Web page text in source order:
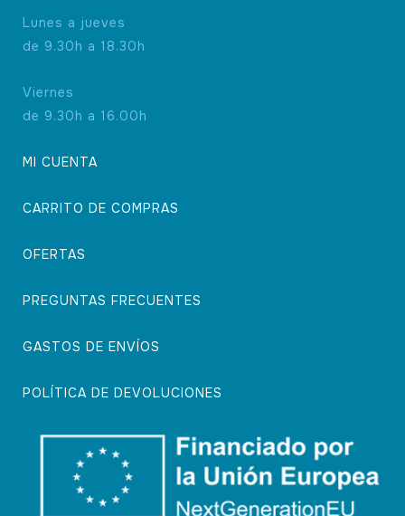
Lunes a jueves
de 9.30h a 18.30h
Viernes
de 9.30h a 16.00h
MI CUENTA
CARRITO DE COMPRAS
OFERTAS
PREGUNTAS FRECUENTES
GASTOS DE ENVÍOS
POLÍTICA DE DEVOLUCIONES